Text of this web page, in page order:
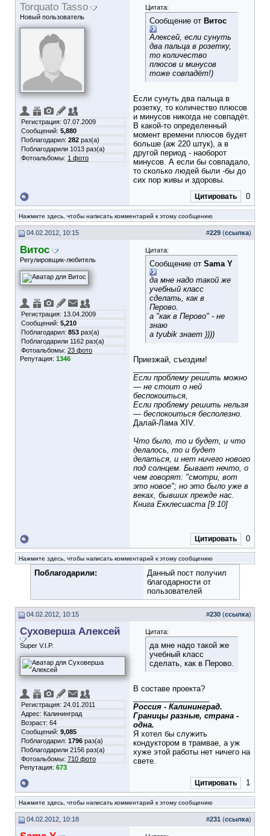
Torquato Tasso
Новый пользователь
Регистрация: 07.07.2009
Сообщений: 5,880
Поблагодарил: 282 раз(а)
Поблагодарили 1013 раз(а)
Фотоальбомы: 1 фото
Цитата:
Сообщение от Витос
Алексей, если сунуть
два пальца в розетку,
то количество
плюсов и минусов
тоже совпадёт!)
Если сунуть два пальца в
розетку, то количество плюсов
и минусов никогда не совпадёт.
В какой-то определенный
момент времени плюсов будет
больше (аж 220 штук), а в
другой период - наоборот
минусов. А если бы совпадало,
то сколько людей были -бы до
сих пор живы и здоровы.
Цитировать 0
Нажмите здесь, чтобы написать комментарий к этому сообщению
04.02.2012, 10:15 #229 (ссылка)
Витос
Регулировщик-любитель
Регистрация: 13.04.2009
Сообщений: 5,210
Поблагодарил: 853 раз(а)
Поблагодарили 1162 раз(а)
Фотоальбомы: 23 фото
Репутация: 1346
Цитата:
Сообщение от Sama Y
да мне надо такой же
учебный класс
сделать, как в
Перово.
а "как в Перово" - не
знаю
а tyubik знает ))))
Приезжай, съездим!
Если проблему решить можно
— не стоит о ней
беспокоиться,
Если проблему решить нельзя
— беспокоиться бесполезно.
Далай-Лама XIV.
Что было, то и будет, и что
делалось, то и будет
делаться, и нет ничего нового
под солнцем. Бывает нечто, о
чем говорят: "смотри, вот
это новое"; но это было уже в
веках, бывших прежде нас.
Книга Екклесиаста [9:10]
Цитировать 0
Нажмите здесь, чтобы написать комментарий к этому сообщению
Поблагодарили:
Данный пост получил
благодарности от
пользователей
04.02.2012, 10:15 #230 (ссылка)
Суховерша Алексей
Super V.I.P.
Регистрация: 24.01.2011
Адрес: Калининград
Возраст: 64
Сообщений: 9,085
Поблагодарил: 1796 раз(а)
Поблагодарили 2156 раз(а)
Фотоальбомы: 710 фото
Репутация: 673
Цитата:
да мне надо такой же
учебный класс
сделать, как в Перово.
В составе проекта?
Россия - Калининград.
Границы разные, страна -
одна.
Я хотел бы служить
кондуктором в трамвае, а уж
хуже этой работы нет ничего на
свете.
Цитировать 1
Нажмите здесь, чтобы написать комментарий к этому сообщению
04.02.2012, 10:18 #231 (ссылка)